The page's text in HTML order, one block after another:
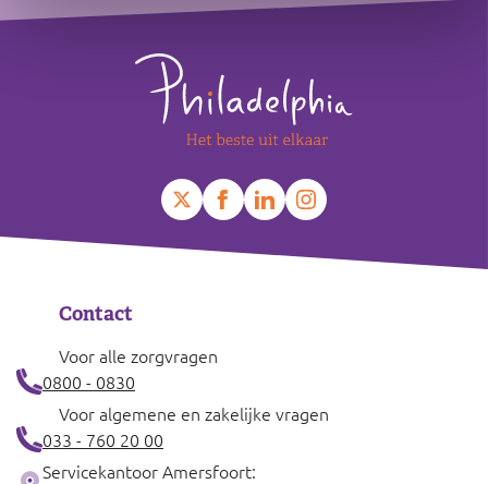
Contact
Voor alle zorgvragen
0800 - 0830
Voor algemene en zakelijke vragen
033 - 760 20 00
Servicekantoor Amersfoort: